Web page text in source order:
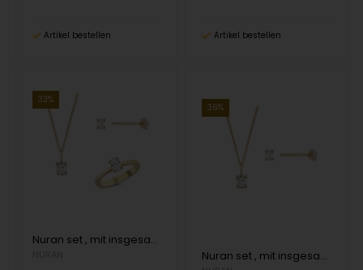
Artikel bestellen Artikel bestellen
33%
Nuran set , mit insgesamt 0,92 ct Wesselton SI
36%
Nuran set , mit insgesamt 0,69 ct Wesselton SI